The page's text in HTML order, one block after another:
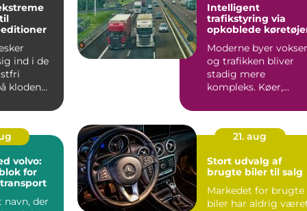
ind i de
kloden
Intelligent
trafikstyring via
opkoblede
Moderne byer
og trafikken bliver
stadig mere
kompleks. Køer,
volvo:
for
navn, der
21. aug
Stort udvalg af
brugte biler til salg
Markedet for brugte
biler har aldrig